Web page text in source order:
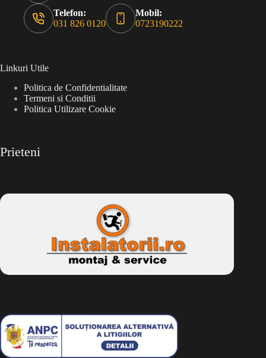
Telefon:
031 826 0120
Mobil:
0723190222
Linkuri Utile
Politica de Confidentialitate
Termeni si Conditii
Politica Utilizare Cookie
Prieteni